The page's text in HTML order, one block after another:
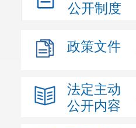
公开制度
政策文件
法定主动
公开内容